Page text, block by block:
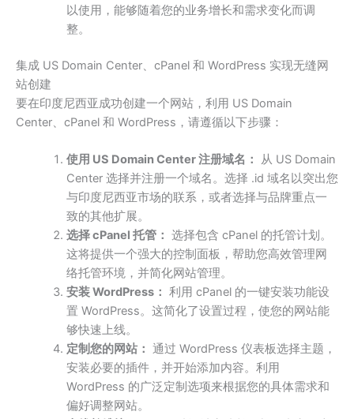
以使用，能够随着您的业务增长和需求变化而调
整。
集成 US Domain Center、cPanel 和 WordPress 实现无缝网
站创建
要在印度尼西亚成功创建一个网站，利用 US Domain
Center、cPanel 和 WordPress，请遵循以下步骤：
使用 US Domain Center 注册域名：
从 US Domain
Center 选择并注册一个域名。选择 .id 域名以突出您
与印度尼西亚市场的联系，或者选择与品牌重点一
致的其他扩展。
选择 cPanel 托管： 选择包含 cPanel 的托管计划。
这将提供一个强大的控制面板，帮助您高效管理网
络托管环境，并简化网站管理。
安装 WordPress： 利用 cPanel 的一键安装功能设
置 WordPress。这简化了设置过程，使您的网站能
够快速上线。
定制您的网站： 通过 WordPress 仪表板选择主题，
安装必要的插件，并开始添加内容。利用
WordPress 的广泛定制选项来根据您的具体需求和
偏好调整网站。